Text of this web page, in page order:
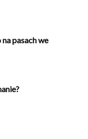
pasach we